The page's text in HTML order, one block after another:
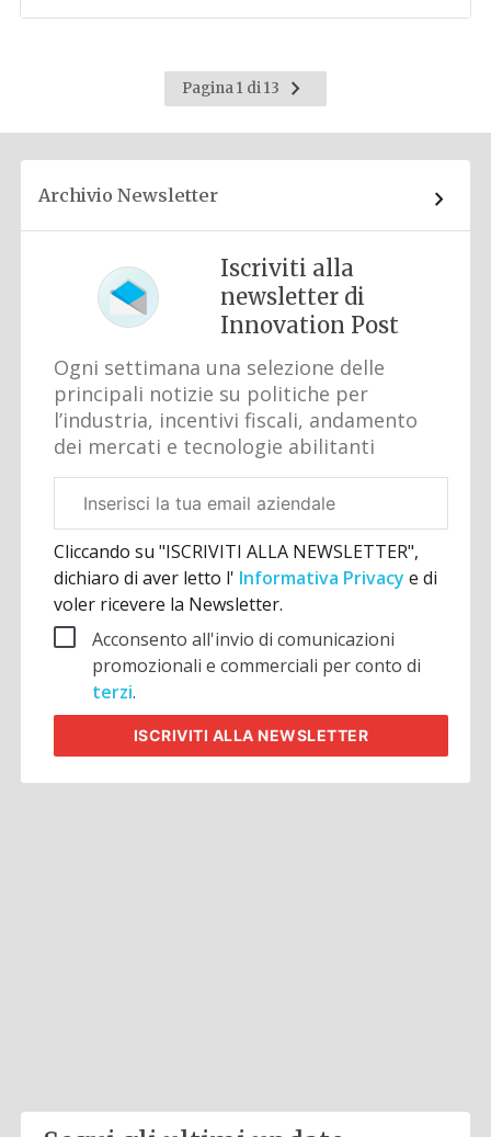
Pagina 1 di 13
Pagina
successiva
Archivio Newsletter
Iscriviti alla
newsletter di
Innovation Post
Ogni settimana una selezione delle
principali notizie su politiche per
l’industria, incentivi fiscali, andamento
dei mercati e tecnologie abilitanti
aziendale
Cliccando su "ISCRIVITI ALLA NEWSLETTER",
dichiaro di aver letto l' Informativa Privacye di
voler ricevere la Newsletter.
Acconsento all'invio di comunicazioni
promozionali e commerciali per conto di
terzi.
ISCRIVITI ALLA NEWSLETTER